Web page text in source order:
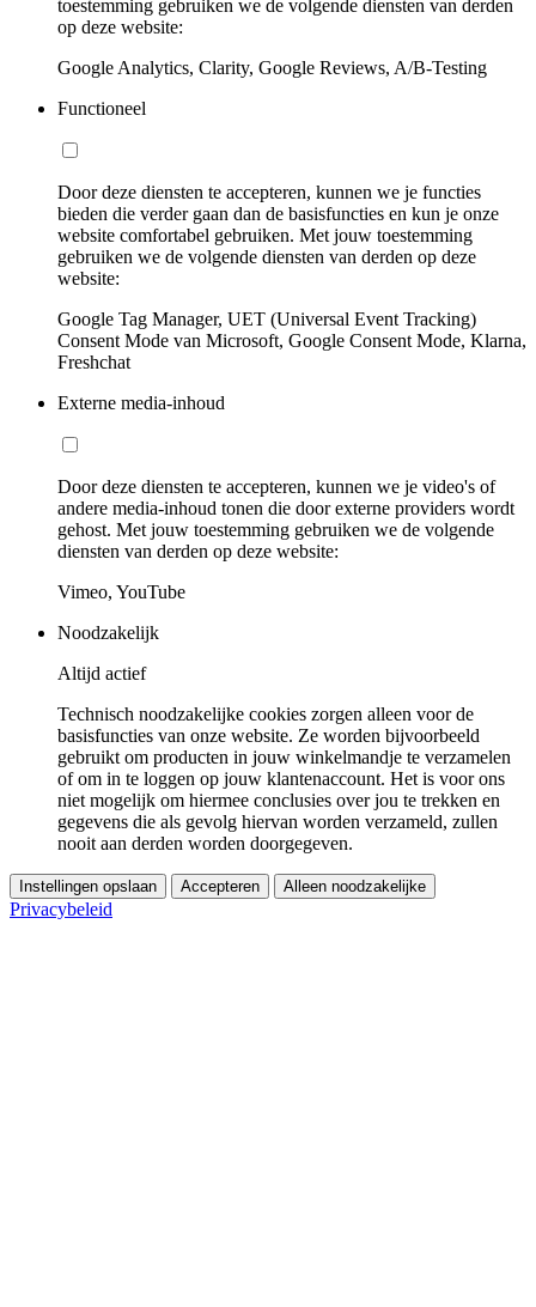
toestemming gebruiken we de volgende diensten van derden
op deze website:
Google Analytics, Clarity, Google Reviews, A/B-Testing
Functioneel
Door deze diensten te accepteren, kunnen we je functies
bieden die verder gaan dan de basisfuncties en kun je onze
website comfortabel gebruiken. Met jouw toestemming
gebruiken we de volgende diensten van derden op deze
website:
Google Tag Manager, UET (Universal Event Tracking)
Consent Mode van Microsoft, Google Consent Mode, Klarna,
Freshchat
Externe media-inhoud
Door deze diensten te accepteren, kunnen we je video's of
andere media-inhoud tonen die door externe providers wordt
gehost. Met jouw toestemming gebruiken we de volgende
diensten van derden op deze website:
Vimeo, YouTube
Noodzakelijk
Altijd actief
Technisch noodzakelijke cookies zorgen alleen voor de
basisfuncties van onze website. Ze worden bijvoorbeeld
gebruikt om producten in jouw winkelmandje te verzamelen
of om in te loggen op jouw klantenaccount. Het is voor ons
niet mogelijk om hiermee conclusies over jou te trekken en
gegevens die als gevolg hiervan worden verzameld, zullen
nooit aan derden worden doorgegeven.
Instellingen opslaan Accepteren Alleen noodzakelijke
Privacybeleid